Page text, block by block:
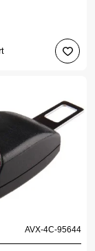
AVX-4C-95644